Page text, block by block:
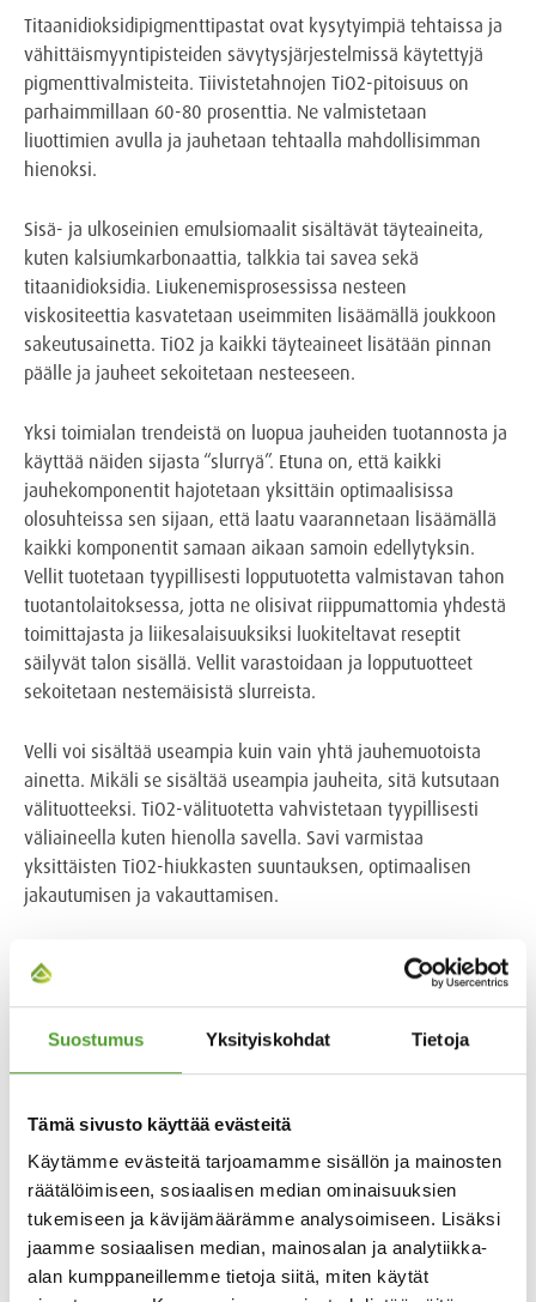
Suostumus Yksityiskohdat Tietoja
Tämä sivusto käyttää evästeitä
Käytämme evästeitä tarjoamamme sisällön ja mainosten
räätälöimiseen, sosiaalisen median ominaisuuksien
tukemiseen ja kävijämäärämme analysoimiseen. Lisäksi
jaamme sosiaalisen median, mainosalan ja analytiikka-
alan kumppaneillemme tietoja siitä, miten käytät
Titaanidioksidipigmenttipastat ovat kysytyimpiä tehtaissa ja
vähittäismyyntipisteiden sävytysjärjestelmissä käytettyjä
pigmenttivalmisteita. Tiivistetahnojen TiO2-pitoisuus on
parhaimmillaan 60-80 prosenttia. Ne valmistetaan
liuottimien avulla ja jauhetaan tehtaalla mahdollisimman
hienoksi.
Sisä- ja ulkoseinien emulsiomaalit sisältävät täyteaineita,
kuten kalsiumkarbonaattia, talkkia tai savea sekä
titaanidioksidia. Liukenemisprosessissa nesteen
viskositeettia kasvatetaan useimmiten lisäämällä joukkoon
sakeutusainetta. TiO2 ja kaikki täyteaineet lisätään pinnan
päälle ja jauheet sekoitetaan nesteeseen.
Yksi toimialan trendeistä on luopua jauheiden tuotannosta ja
käyttää näiden sijasta “slurryä”. Etuna on, että kaikki
jauhekomponentit hajotetaan yksittäin optimaalisissa
olosuhteissa sen sijaan, että laatu vaarannetaan lisäämällä
kaikki komponentit samaan aikaan samoin edellytyksin.
Vellit tuotetaan tyypillisesti lopputuotetta valmistavan tahon
tuotantolaitoksessa, jotta ne olisivat riippumattomia yhdestä
toimittajasta ja liikesalaisuuksiksi luokiteltavat reseptit
säilyvät talon sisällä. Vellit varastoidaan ja lopputuotteet
sekoitetaan nestemäisistä slurreista.
Velli voi sisältää useampia kuin vain yhtä jauhemuotoista
ainetta. Mikäli se sisältää useampia jauheita, sitä kutsutaan
välituotteeksi. TiO2-välituotetta vahvistetaan tyypillisesti
väliaineella kuten hienolla savella. Savi varmistaa
yksittäisten TiO2-hiukkasten suuntauksen, optimaalisen
jakautumisen ja vakauttamisen.
TiO2 ja kestävä kehitys
Eri ominaisuuksiensa vuoksi titaanidioksidin on todettu
olevan hyödyllinen monissa erilaisissa
titaanidioksidin valkoiset, valoa heijastavat ominaisuudet
voivat johtaa huomattaviin energiansäästöihin lämpimillä ja
trooppisilla ilmastovyöhykkeillä, sillä se vähentää
ilmastoinnin tarvetta.
Peittävyytensä ansiosta titaanidioksidipohjaiset pinnoitteet